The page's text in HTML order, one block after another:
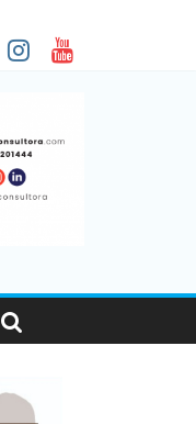
2025